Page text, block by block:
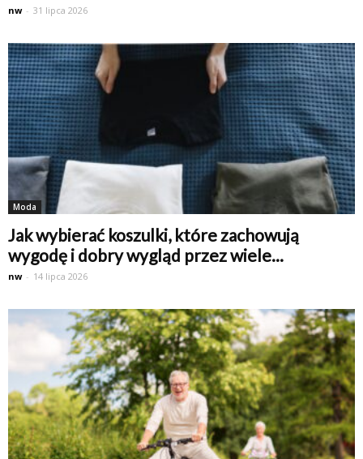
nw - 31 lipca 2026
Moda
Jak wybierać koszulki, które zachowują
wygodę i dobry wygląd przez wiele...
nw - 14 lipca 2026